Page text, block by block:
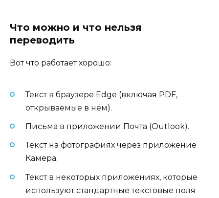
Что можно и что нельзя
переводить
Вот что работает хорошо:
Текст в браузере Edge (включая PDF,
открываемые в нём).
Письма в приложении Почта (Outlook).
Текст на фотографиях через приложение
Камера.
Текст в некоторых приложениях, которые
используют стандартные текстовые поля